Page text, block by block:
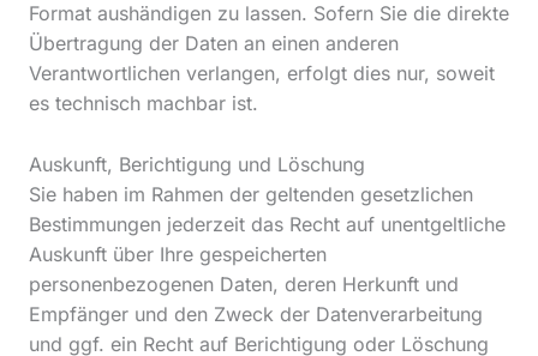
Format aushändigen zu lassen. Sofern Sie die direkte
Übertragung der Daten an einen anderen
Verantwortlichen verlangen, erfolgt dies nur, soweit
es technisch machbar ist.
Auskunft, Berichtigung und Löschung
Sie haben im Rahmen der geltenden gesetzlichen
Bestimmungen jederzeit das Recht auf unentgeltliche
Auskunft über Ihre gespeicherten
personenbezogenen Daten, deren Herkunft und
Empfänger und den Zweck der Datenverarbeitung
und ggf. ein Recht auf Berichtigung oder Löschung